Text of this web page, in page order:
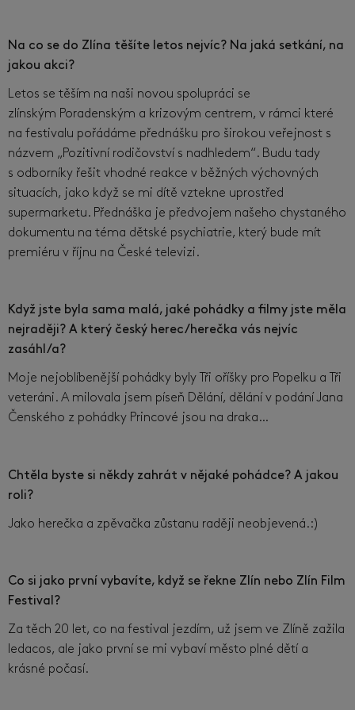
Na co se do Zlína těšíte letos nejvíc? Na jaká setkání, na
jakou akci?
Letos se těším na naši novou spolupráci se
zlínským Poradenským a krizovým centrem, v rámci které
na festivalu pořádáme přednášku pro širokou veřejnost s
názvem „Pozitivní rodičovství s nadhledem“. Budu tady
s odborníky řešit vhodné reakce v běžných výchovných
situacích, jako když se mi dítě vztekne uprostřed
supermarketu. Přednáška je předvojem našeho chystaného
dokumentu na téma dětské psychiatrie, který bude mít
premiéru v říjnu na České televizi.
Když jste byla sama malá, jaké pohádky a filmy jste měla
nejraději? A který český herec/herečka vás nejvíc
zasáhl/a?
Moje nejoblíbenější pohádky byly Tři oříšky pro Popelku a Tři
veteráni. A milovala jsem píseň Dělání, dělání v podání Jana
Čenského z pohádky Princové jsou na draka…
Chtěla byste si někdy zahrát v nějaké pohádce? A jakou
roli?
Jako herečka a zpěvačka zůstanu raději neobjevená.:)
Co si jako první vybavíte, když se řekne Zlín nebo Zlín Film
Festival?
Za těch 20 let, co na festival jezdím, už jsem ve Zlíně zažila
ledacos, ale jako první se mi vybaví město plné dětí a
krásné počasí.